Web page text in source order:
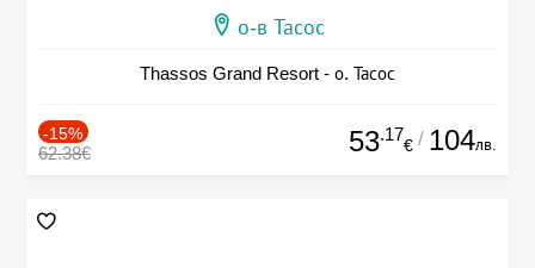
о-в Тасос
Thassos Grand Resort - о. Тасос
-15%
62.38€ 53.17
€ / 104лв.